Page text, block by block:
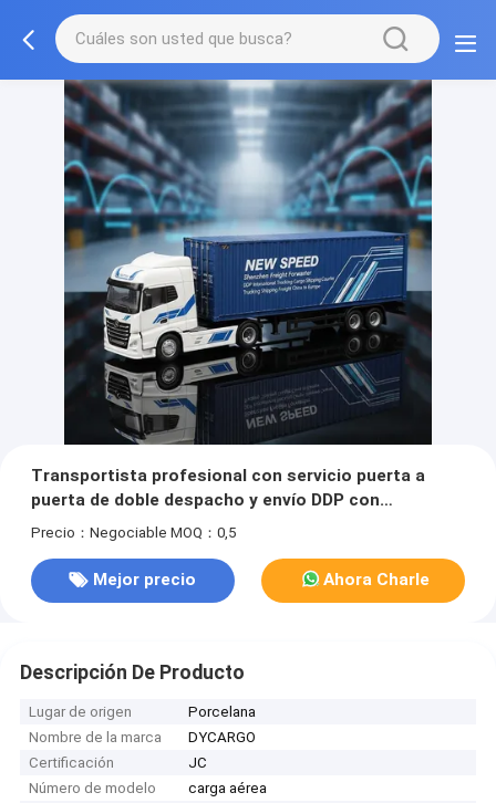
Transportista profesional con servicio puerta a
puerta de doble despacho y envío DDP con
impuestos incluidos
Precio：Negociable MOQ：0,5
Mejor precio Ahora Charle
Descripción De Producto
Lugar de origen
Porcelana
Nombre de la marca
DYCARGO
Certificación
JC
Número de modelo
carga aérea